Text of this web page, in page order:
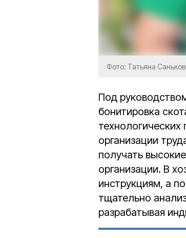
Фото: Татьяна
Под
бонитировка
организации
получать
организации. В
инструкциям, а
тщательно
разрабатывая